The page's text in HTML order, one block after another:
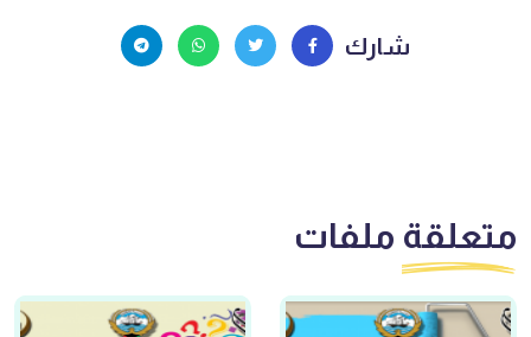
شارك
متعلقة ملفات